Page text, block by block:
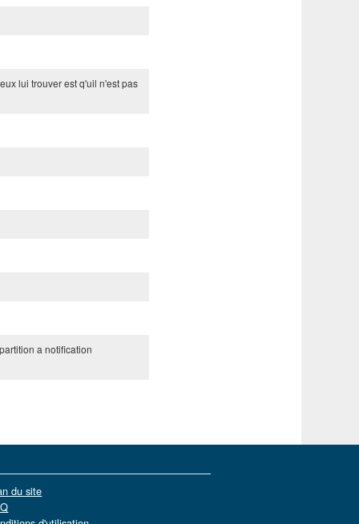
lui trouver est q'uil n'est pas
a notification
du site